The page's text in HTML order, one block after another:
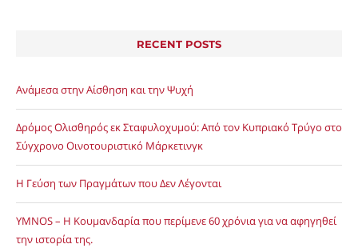
RECENT POSTS
Ανάμεσα στην Αίσθηση και την Ψυχή
Δρόμος Ολισθηρός εκ Σταφυλοχυμού: Από τον Κυπριακό Τρύγο στο
Σύγχρονο Οινοτουριστικό Μάρκετινγκ
Η Γεύση των Πραγμάτων που Δεν Λέγονται
YMNOS – Η Κουμανδαρία που περίμενε 60 χρόνια για να αφηγηθεί
την ιστορία της.